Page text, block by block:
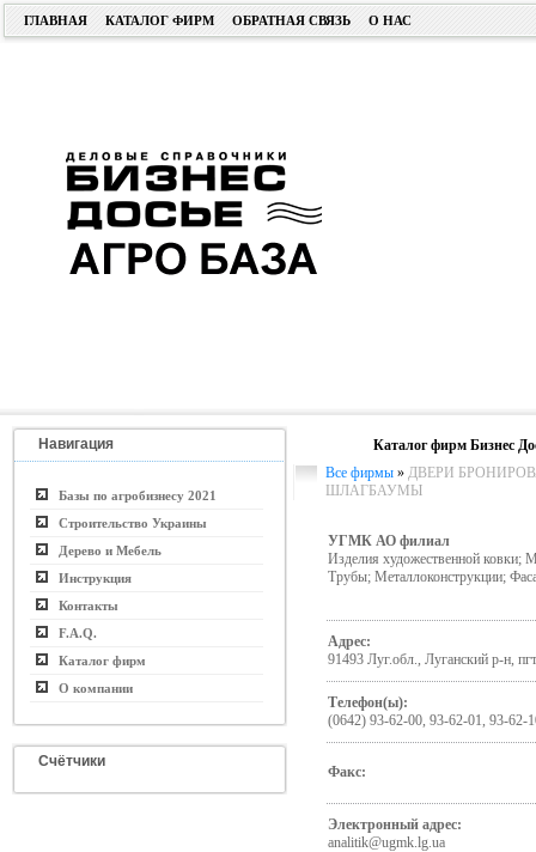
ГЛАВНАЯ КАТАЛОГ ФИРМ ОБРАТНАЯ СВЯЗЬ О НАС
Навигация
Базы по агробизнесу 2021
Строительство Украины
Дерево и Мебель
Инструкция
Контакты
F.A.Q.
Каталог фирм
О компании
Счётчики
Каталог фирм Бизнес
Все фирмы » ДВЕРИ
ШЛАГБАУМЫ
УГМК АО филиал
Изделия художественной ковки;
Трубы; Металлоконструкции;
Адрес:
91493 Луг.обл., Луганский р-н,
Телефон(ы):
(0642) 93-62-00, 93-62-01, 93-62-
Факс:
Электронный адрес:
analitik@ugmk.lg.ua